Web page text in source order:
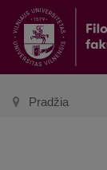
Pradžia